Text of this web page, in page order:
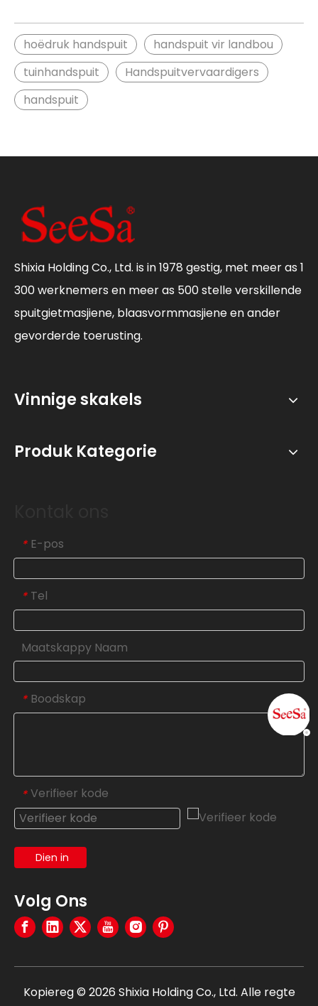
hoëdruk handspuit
handspuit vir landbou
tuinhandspuit
Handspuitvervaardigers
handspuit
Shixia Holding Co., Ltd. is in 1978 gestig, met meer as 1
300 werknemers en meer as 500 stelle verskillende
spuitgietmasjiene, blaasvormmasjiene en ander
gevorderde toerusting.
Vinnige skakels
Produk Kategorie
* E-pos
* Tel
Maatskappy Naam
* Boodskap
* Verifieer kode
Dien in
Volg Ons
Kopiereg © 2026 Shixia Holding Co., Ltd. Alle regte